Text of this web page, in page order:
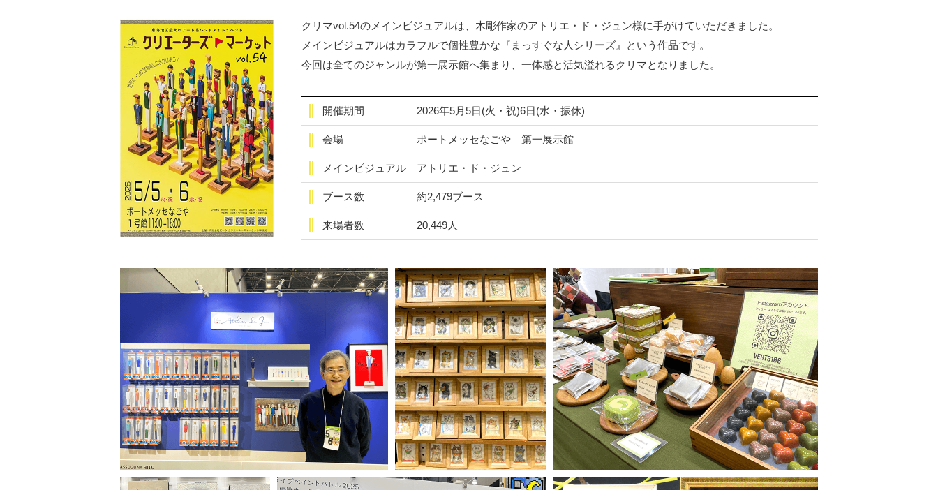
クリマvol.54のメインビジュアルは、木彫作家のアトリエ・ド・ジュン様に手がけていただきました。
メインビジュアルはカラフルで個性豊かな『まっすぐな人シリーズ』という作品です。
今回は全てのジャンルが第一展示館へ集まり、一体感と活気溢れるクリマとなりました。
開催期間 2026年5月5日(火・祝)6日(水・振休)
会場 ポートメッセなごや 第一展示館
メインビジュアル アトリエ・ド・ジュン
ブース数 約2,479ブース
来場者数 20,449人